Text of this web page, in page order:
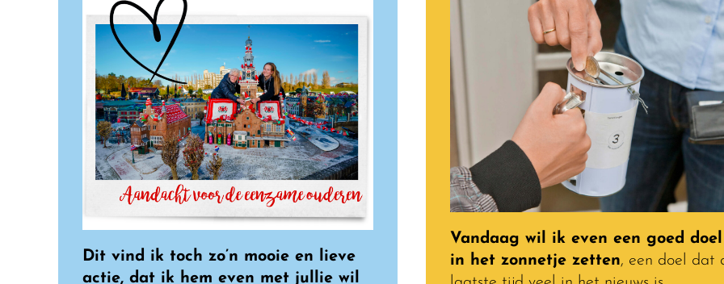
Dit vind ik toch zo’n mooie en lieve
actie, dat ik hem even met jullie wil
Vandaag wil ik even een goed doel
in het zonnetje zetten, een doel dat